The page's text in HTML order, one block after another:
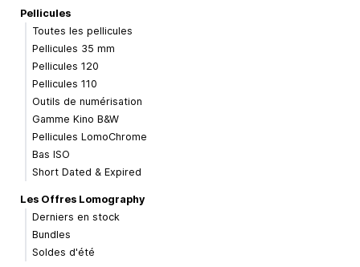
Pellicules
Toutes les pellicules
Pellicules 35 mm
Pellicules 120
Pellicules 110
Outils de numérisation
Gamme Kino B&W
Pellicules LomoChrome
Bas ISO
Short Dated & Expired
Les Offres Lomography
Derniers en stock
Bundles
Soldes d'été